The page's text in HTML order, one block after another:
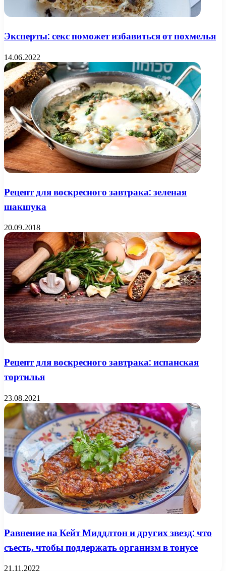
Эксперты: секс поможет избавиться от похмелья
14.06.2022
Рецепт для воскресного завтрака: зеленая
шакшука
20.09.2018
Рецепт для воскресного завтрака: испанская
тортилья
23.08.2021
Равнение на Кейт Миддлтон и других звезд: что
съесть, чтобы поддержать организм в тонусе
21.11.2022